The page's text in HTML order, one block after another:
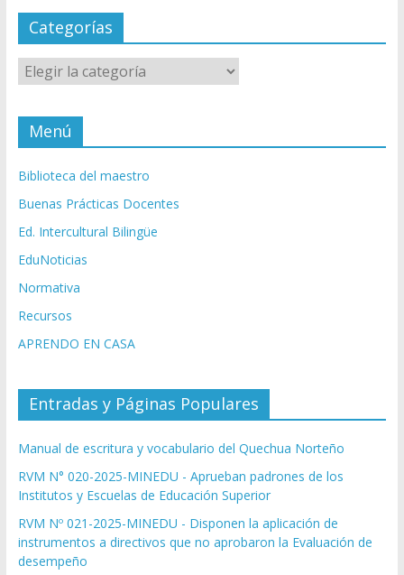
Categorías
Categorías
Menú
Biblioteca del maestro
Buenas Prácticas Docentes
Ed. Intercultural Bilingüe
EduNoticias
Normativa
Recursos
APRENDO EN CASA
Entradas y Páginas Populares
Manual de escritura y vocabulario del Quechua Norteño
RVM N° 020-2025-MINEDU - Aprueban padrones de los
Institutos y Escuelas de Educación Superior
RVM Nº 021-2025-MINEDU - Disponen la aplicación de
instrumentos a directivos que no aprobaron la Evaluación de
desempeño